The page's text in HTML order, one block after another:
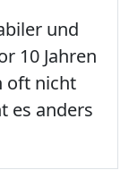
und
10 Jahren
oft nicht
es anders